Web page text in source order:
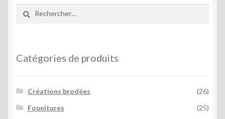
Catégories de produits
Créations brodées
(26)
Founitures
(25)